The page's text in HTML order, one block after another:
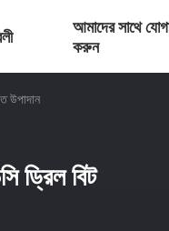
আমাদের সাথে
করুন
উপাদান
ড্রিল বিট